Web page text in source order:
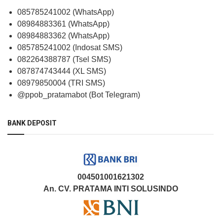
085785241002 (WhatsApp)
08984883361 (WhatsApp)
08984883362 (WhatsApp)
085785241002 (Indosat SMS)
082264388787 (Tsel SMS)
087874743444 (XL SMS)
08979850004 (TRI SMS)
@ppob_pratamabot (Bot Telegram)
BANK DEPOSIT
004501001621302
An. CV. PRATAMA INTI SOLUSINDO